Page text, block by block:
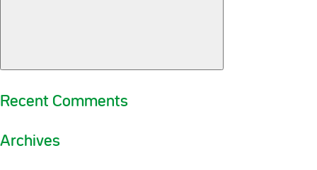
Recent Comments
Archives